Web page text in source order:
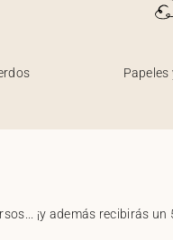
¡y además recibirás un